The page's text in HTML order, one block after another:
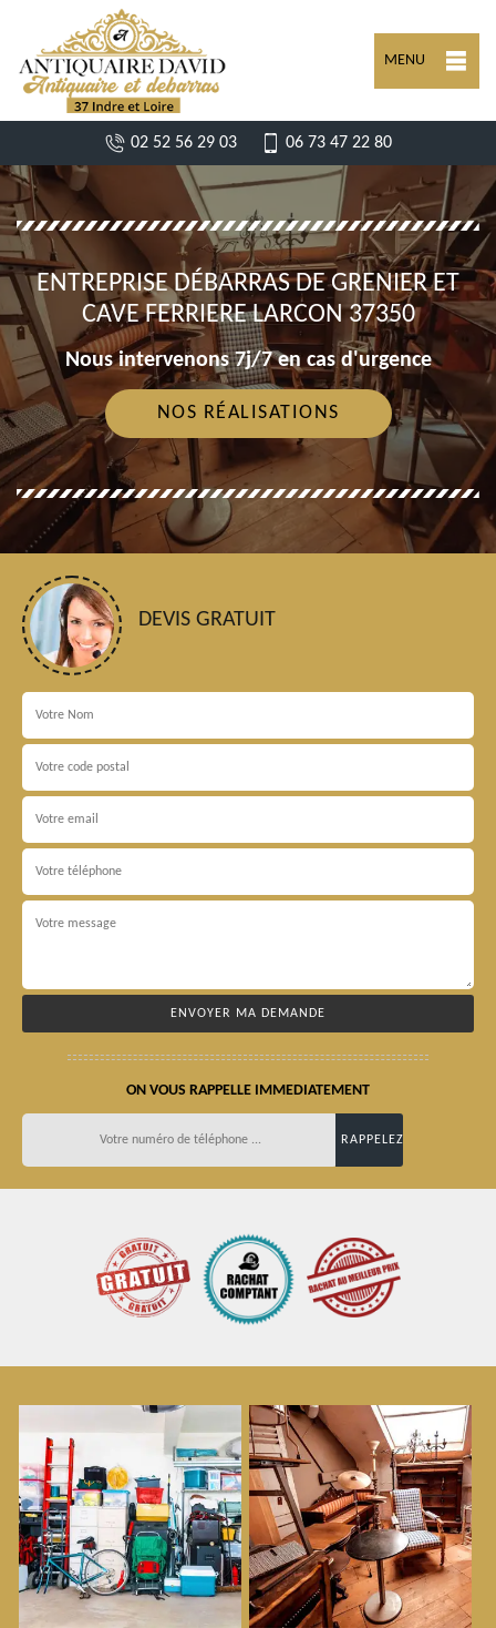
MENU
02 52 56 29 03 06 73 47 22 80
ENTREPRISE DÉBARRAS DE GRENIER ET
CAVE FERRIERE LARCON 37350
Nous intervenons 7j/7 en cas d'urgence
NOS RÉALISATIONS
DEVIS GRATUIT
ON VOUS RAPPELLE IMMEDIATEMENT